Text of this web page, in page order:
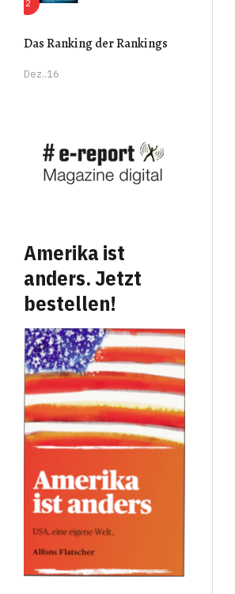
Das Ranking der Rankings
Dez..16
Amerika ist
anders. Jetzt
bestellen!